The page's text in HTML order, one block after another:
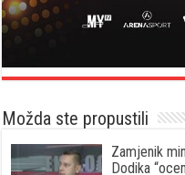
Možda ste propustili
Zamjenik
Dodika